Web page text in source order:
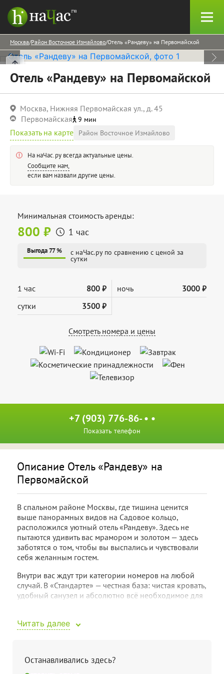
Москва Район Восточное Измайлово Отель «Рандеву» на Первомайской
Отель «Рандеву» на Первомайской
Москва, Нижняя Первомайская ул., д. 45
Первомайская
9 мин
Показать на карте Район Восточное Измайлово
На наЧас.ру всегда актуальные цены.
Сообщите нам,
если вам назвали другие цены.
Минимальная стоимость аренды:
800 ₽ 1 час
Выгода 77 % с наЧас.ру по сравнению с ценой за
сутки
1 час 800 ₽ ночь
3000 ₽
сутки
3500 ₽
Смотреть номера и цены
+7 (903) 776-86- • •
Показать телефон
Описание Отель «Рандеву» на
Первомайской
В спальном районе Москвы, где тишина ценится
выше панорамных видов на Садовое кольцо,
расположился уютный отель «Рандеву». Здесь не
пытаются удивить вас мрамором и золотом — здесь
заботятся о том, чтобы вы выспались и чувствовали
себя желанным гостем.
Внутри вас ждут три категории номеров на любой
случай. В «Стандарте» — честная база: чистая кровать,
удобный санузел и абсолютно всё необходимое для
только поспать, но и, например, поработать с
привык к настоящему простору и разделению на
зоны — спальню и гостиную.
Читать далее
Останавливались здесь?